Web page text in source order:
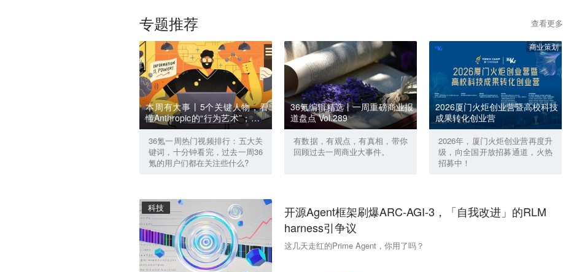
专题推荐 查看更多
本周有大事丨5个关键人物，看
懂Anthropic的“行为艺术”；英伟
达选中宇树，却换掉了宇树的
手；豆包开始学智谱了？
36氪一周热门视频排行：五大关
键词，十分钟看完，过去一周36
氪的用户们都在关注些什么?
36氪编辑精选丨一周重磅商业报
道盘点 Vol.289
有数据，有观点，有真相，带你
回顾过去一周商业大事件。
商业策划
2026厦门火炬创业营暨高校科技
成果转化创业营
2026年，厦门火炬创业营再度升
级，向全国开放招募通道，火热
招募中！
科技
开源Agent框架刷爆ARC-AGI-3，「自我改进」的RLM
harness引争议
这几天走红的Prime Agent，你用了吗？